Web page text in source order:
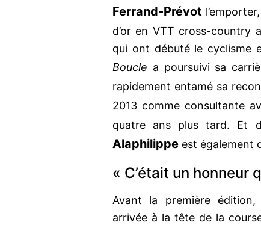
Ferrand-Prévot
d’or en VTT cross-country
qui ont débuté le cyclisme
Boucle a poursuivi sa
rapidement entamé sa
2013 comme consultante
quatre ans plus tard. Et
Alaphilippe est également
« C’était un honneur
Avant la première édition,
arrivée à la tête de la